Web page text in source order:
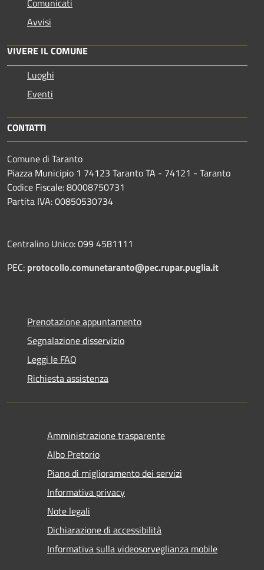
Avvisi
VIVERE IL COMUNE
Luoghi
Eventi
CONTATTI
Comune di Taranto
Piazza Municipio 1 74123 Taranto TA - 74121 - Taranto
Codice Fiscale: 80008750731
Partita IVA: 00850530734
Centralino Unico: 099 4581111
PEC: protocollo.comunetaranto@pec.rupar.puglia.it
Prenotazione appuntamento
Segnalazione disservizio
Leggi le FAQ
Richiesta assistenza
Amministrazione trasparente
Albo Pretorio
Piano di miglioramento dei servizi
Informativa privacy
Note legali
Dichiarazione di accessibilità
Informativa sulla videosorveglianza mobile